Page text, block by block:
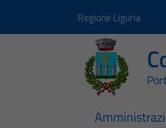
Regione Liguria